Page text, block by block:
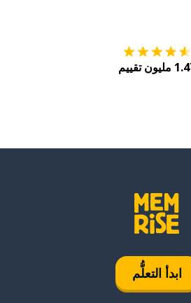
تقييم
ابدأ التعلُّم